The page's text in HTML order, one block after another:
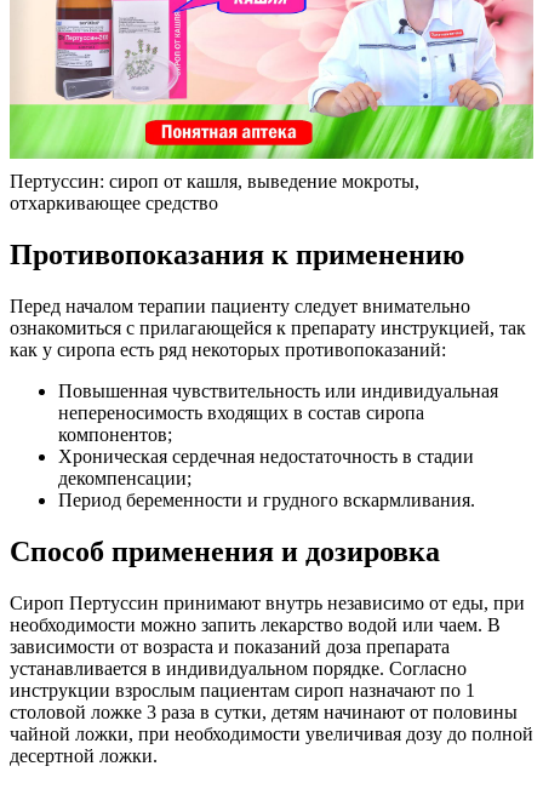
Пертуссин: сироп от кашля, выведение мокроты,
отхаркивающее средство
Противопоказания к применению
Перед началом терапии пациенту следует внимательно
ознакомиться с прилагающейся к препарату инструкцией, так
как у сиропа есть ряд некоторых противопоказаний:
Повышенная чувствительность или индивидуальная
непереносимость входящих в состав сиропа
компонентов;
Хроническая сердечная недостаточность в стадии
декомпенсации;
Период беременности и грудного вскармливания.
Способ применения и дозировка
Сироп Пертуссин принимают внутрь независимо от еды, при
необходимости можно запить лекарство водой или чаем. В
зависимости от возраста и показаний доза препарата
устанавливается в индивидуальном порядке. Согласно
инструкции взрослым пациентам сироп назначают по 1
столовой ложке 3 раза в сутки, детям начинают от половины
чайной ложки, при необходимости увеличивая дозу до полной
десертной ложки.